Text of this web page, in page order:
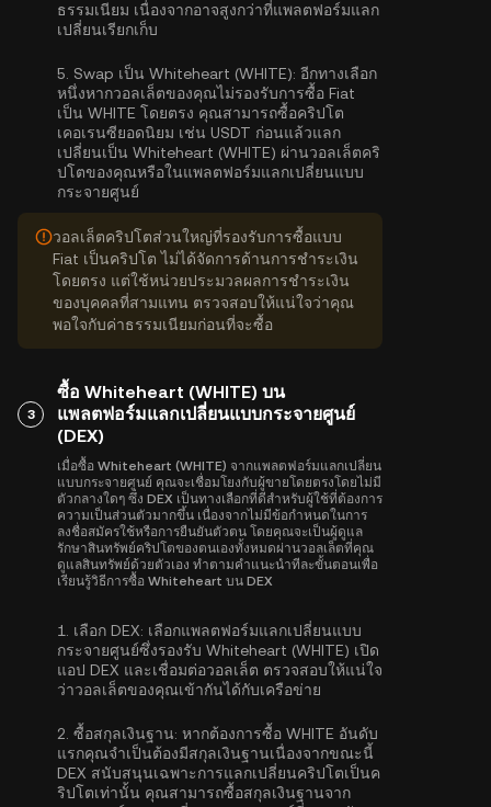
ธรรมเนียม เนื่องจากอาจสูงกว่าที่แพลตฟอร์มแลก
เปลี่ยนเรียกเก็บ
5. Swap เป็น Whiteheart (WHITE): อีกทางเลือก
หนึ่งหากวอลเล็ตของคุณไม่รองรับการซื้อ Fiat
เป็น WHITE โดยตรง คุณสามารถซื้อคริปโต
เคอเรนซียอดนิยม เช่น USDT ก่อนแล้วแลก
เปลี่ยนเป็น Whiteheart (WHITE) ผ่านวอลเล็ตคริ
ปโตของคุณหรือในแพลตฟอร์มแลกเปลี่ยนแบบ
กระจายศูนย์
วอลเล็ตคริปโตส่วนใหญ่ที่รองรับการซื้อแบบ
Fiat เป็นคริปโต ไม่ได้จัดการด้านการชำระเงิน
โดยตรง แต่ใช้หน่วยประมวลผลการชำระเงิน
ของบุคคลที่สามแทน ตรวจสอบให้แน่ใจว่าคุณ
พอใจกับค่าธรรมเนียมก่อนที่จะซื้อ
3
ซื้อ Whiteheart (WHITE) บน
แพลตฟอร์มแลกเปลี่ยนแบบกระจายศูนย์
(DEX)
เมื่อซื้อ Whiteheart (WHITE) จากแพลตฟอร์มแลกเปลี่ยน
แบบกระจายศูนย์ คุณจะเชื่อมโยงกับผู้ขายโดยตรงโดยไม่มี
ตัวกลางใดๆ ซึ่ง DEX เป็นทางเลือกที่ดีสำหรับผู้ใช้ที่ต้องการ
ความเป็นส่วนตัวมากขึ้น เนื่องจากไม่มีข้อกำหนดในการ
ลงชื่อสมัครใช้หรือการยืนยันตัวตน โดยคุณจะเป็นผู้ดูแล
รักษาสินทรัพย์คริปโตของตนเองทั้งหมดผ่านวอลเล็ตที่คุณ
ดูแลสินทรัพย์ด้วยตัวเอง ทำตามคำแนะนำทีละขั้นตอนเพื่อ
เรียนรู้วิธีการซื้อ Whiteheart บน DEX
1. เลือก DEX: เลือกแพลตฟอร์มแลกเปลี่ยนแบบ
กระจายศูนย์ซึ่งรองรับ Whiteheart (WHITE) เปิด
แอป DEX และเชื่อมต่อวอลเล็ต ตรวจสอบให้แน่ใจ
ว่าวอลเล็ตของคุณเข้ากันได้กับเครือข่าย
2. ซื้อสกุลเงินฐาน: หากต้องการซื้อ WHITE อันดับ
แรกคุณจำเป็นต้องมีสกุลเงินฐานเนื่องจากขณะนี้
DEX สนับสนุนเฉพาะการแลกเปลี่ยนคริปโตเป็นค
ริปโตเท่านั้น คุณสามารถซื้อสกุลเงินฐานจาก